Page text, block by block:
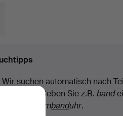
Wir suchen automatisch nach
Begriffen. Geben Sie z.B.band
Armbanduhr.